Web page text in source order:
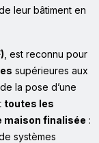
leur bâtiment en
, est reconnu pour
supérieures aux
la pose d’une
toutes les
maison finalisée :
systèmes